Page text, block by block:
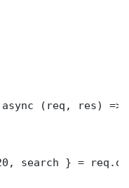
(req, res) =>
search } =